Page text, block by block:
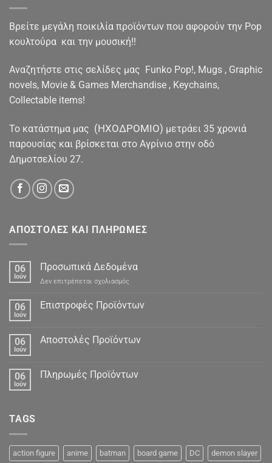
Βρείτε μεγάλη ποικιλία προϊόντων που αφορούν την Pop
κουλτούρα και την μουσική!!
Αναζητήστε στις σελίδες μας Funko Pop!, Mugs , Graphic
novels, Movie & Games Merchandise , Keychains,
Collectable items!
To κατάστημα μας (ΗΧΟΔΡΟΜΙΟ) μετράει 35 χρονιά
παρουσίας και βρίσκεται στο Αγρίνιο στην οδό
Δημοτσελίου 27.
ΑΠΟΣΤΟΛΕΣ ΚΑΙ ΠΛΗΡΩΜΕΣ
06
Ιούν
Προσωπικά Δεδομένα
Δεν επιτρέπεται σχολιασμός
Δεδομένα
06
Ιούν
Επιστροφές Προϊόντων
06
Ιούν
Αποστολές Προϊόντων
06
Ιούν
Πληρωμές Προϊόντων
TAGS
action figure anime batman board game DC demon slayer